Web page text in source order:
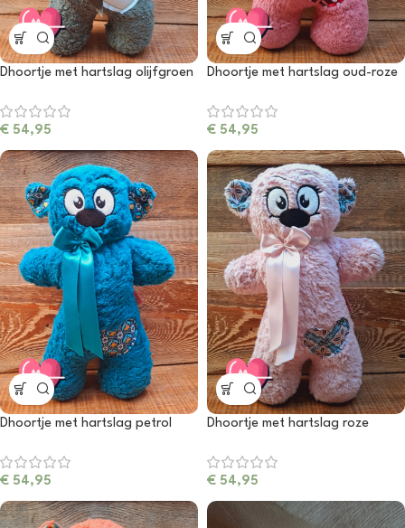
Dhoortje met hartslag olijfgroen
€ 54,95
Dhoortje met hartslag oud-roze
€ 54,95
Dhoortje met hartslag petrol
€ 54,95
Dhoortje met hartslag roze
€ 54,95